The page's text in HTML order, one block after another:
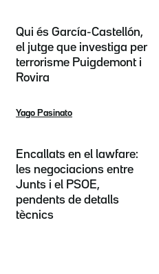
Qui és García-Castellón,
el jutge que investiga per
terrorisme Puigdemont i
Rovira
Yago Pasinato
Encallats en el lawfare:
les negociacions entre
Junts i el PSOE,
pendents de detalls
tècnics